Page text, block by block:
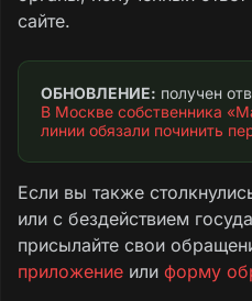
ответственность за
вследствие
имущества.
На основании
руководствуясь ст. 7
безопасность товаров
Закона РФ «О защите
2300-1.
ТРЕБУЕМ:
сайте.
ОБНОВЛЕНИЕ:
В Москве собственника
линии обязали починить
Если вы также
или с бездействием
присылайте свои
приложение или форму